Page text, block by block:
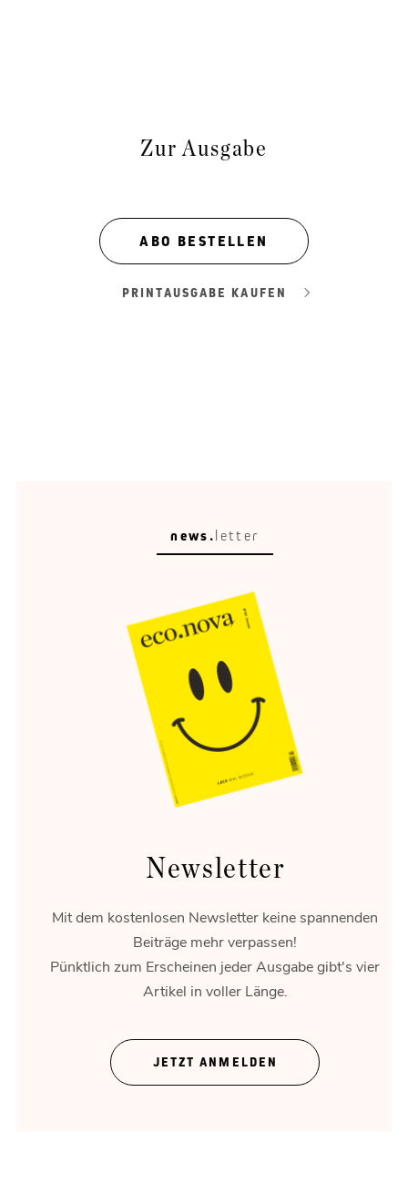
Zur Ausgabe
ABO BESTELLEN
PRINTAUSGABE KAUFEN
Circular Escape
Eine schöne Umgebung verändert, wie wir reisen,
entspannen und erinnern.
Theater ohne Zeigefinger
Gregor Bloéb über „Feuernacht“. Und mehr.
news.letter
Newsletter
Mit dem kostenlosen Newsletter keine spannenden
Beiträge mehr verpassen!
Pünktlich zum Erscheinen jeder Ausgabe gibt's vier
Artikel in voller Länge.
JETZT ANMELDEN